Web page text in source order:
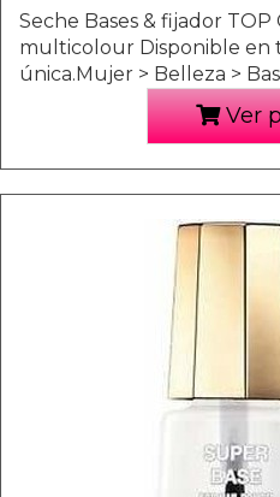
Seche Bases & fijador TOP
multicolour Disponible en
única.Mujer > Belleza >
Ver